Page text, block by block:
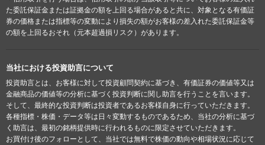
た委託保証金または証拠金の額を上回る場合があると共に、対象となる有価証
券の価格または指標等の変動により損失の額がお客様の差入れた委託保証金等
の額を上回るおそれ（元本超過損リスク）があります。
当社における投資助言について
投資助言とは、お客様に対して投資顧問契約に基づき、有価証券の価値等又は
金融商品の価値等の分析に基づく投資判断に関し助言を行うことを言います。
そして、最終的な投資判断は投資者であるお客様自身に行っていただきます。
各種指標・株価・データ等は日々変動するものであるため、当社の分析に基づ
く助言は、最初の銘柄提供時に行われるものに限定させていただきます。
お買付け後のフォローとして、当社では無料で株価の動向や相場状況に応じて